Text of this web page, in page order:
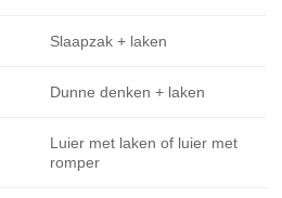
Slaapzak + laken
Dunne denken + laken
Luier met laken of luier met
romper